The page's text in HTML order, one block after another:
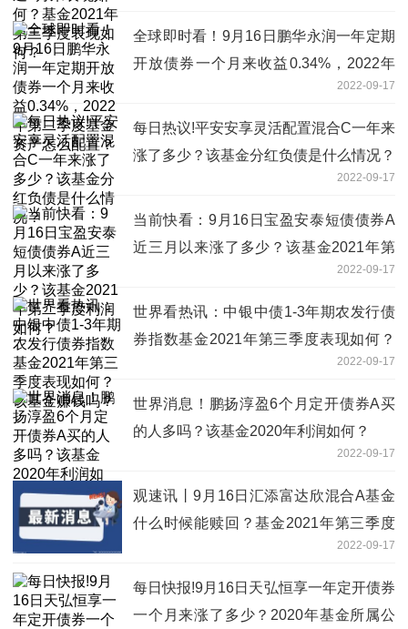
全球即时看！9月16日鹏华永润一年定期
开放债券一个月来收益0.34%，2022年
2022-09-17
每日热议!平安安享灵活配置混合C一年来
涨了多少？该基金分红负债是什么情况？
2022-09-17
当前快看：9月16日宝盈安泰短债债券A
近三月以来涨了多少？该基金2021年第
2022-09-17
世界看热讯：中银中债1-3年期农发行债
券指数基金2021年第三季度表现如何？
2022-09-17
世界消息！鹏扬淳盈6个月定开债券A买
的人多吗？该基金2020年利润如何？
2022-09-17
观速讯丨9月16日汇添富达欣混合A基金
什么时候能赎回？基金2021年第三季度
2022-09-17
每日快报!9月16日天弘恒享一年定开债券
一个月来涨了多少？2020年基金所属公